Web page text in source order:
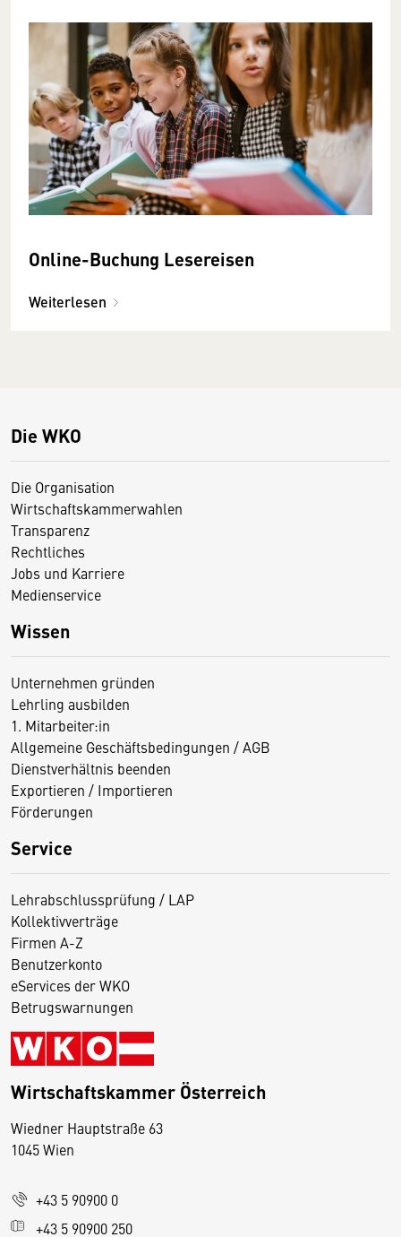
Online-Buchung Lesereisen
Weiterlesen
Die WKO
Die Organisation
Wirtschaftskammerwahlen
Transparenz
Rechtliches
Jobs und Karriere
Medienservice
Wissen
Unternehmen gründen
Lehrling ausbilden
1. Mitarbeiter:in
Allgemeine Geschäftsbedingungen / AGB
Dienstverhältnis beenden
Exportieren / Importieren
Förderungen
Service
Lehrabschlussprüfung / LAP
Kollektivverträge
Firmen A-Z
Benutzerkonto
eServices der WKO
Betrugswarnungen
Wirtschaftskammer Österreich
Wiedner Hauptstraße 63
1045 Wien
+43 5 90900 0
+43 5 90900 250
D
s
e